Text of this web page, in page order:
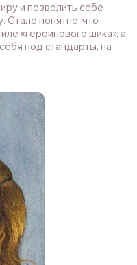
и позволить себе
Стало понятно, что
«героинового шика», а
под стандарты, на